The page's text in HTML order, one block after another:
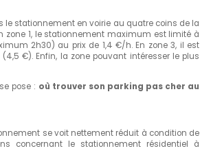
le stationnement en voirie au quatre coins de la
zone 1, le stationnement maximum est limité à
2h30) au prix de 1,4 €/h. En zone 3, il est
€). Enfin, la zone pouvant intéresser le plus
pose : où trouver son parking pas cher au
se voit nettement réduit à condition de
concernant le stationnement résidentiel à